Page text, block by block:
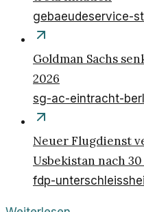
gebaeudeservice-
Goldman Sachs
2026
sg-ac-eintracht-
Neuer Flugdienst
Usbekistan nach
fdp-